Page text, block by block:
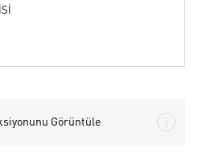
Görüntüle